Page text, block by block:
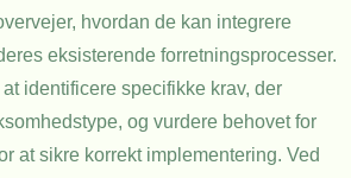
hvordan de kan integrere
eksisterende forretningsprocesser.
identificere specifikke krav, der
og vurdere behovet for
at sikre korrekt implementering. Ved